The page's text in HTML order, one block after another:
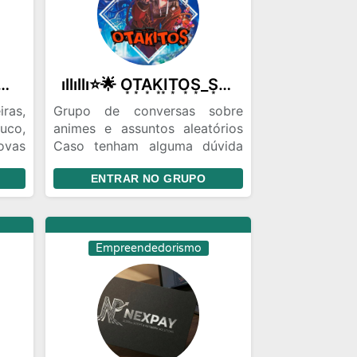
*
e
nunca ✨✨ ıllıllı⭐🌟 O͙T͙A͙K͙I͙T͙O͙S͙_S͙E͙Ⓜ️ E͙V͙E͙N͙T͙O͙S͙ 🌟⭐ıllıllı
Grupo de conversas sobre
animes e assuntos aleatórios
Caso tenham alguma dúvida
no PV que ele respondera
assim que puder Não precisa
se apresentar quando entrar
no grupo
ENTRAR NO GRUPO
Empreendedorismo